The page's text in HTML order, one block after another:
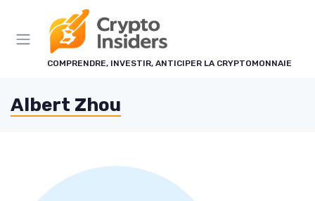
COMPRENDRE, INVESTIR, ANTICIPER LA CRYPTOMONNAIE
Albert Zhou
Panneau de gestion des cookies